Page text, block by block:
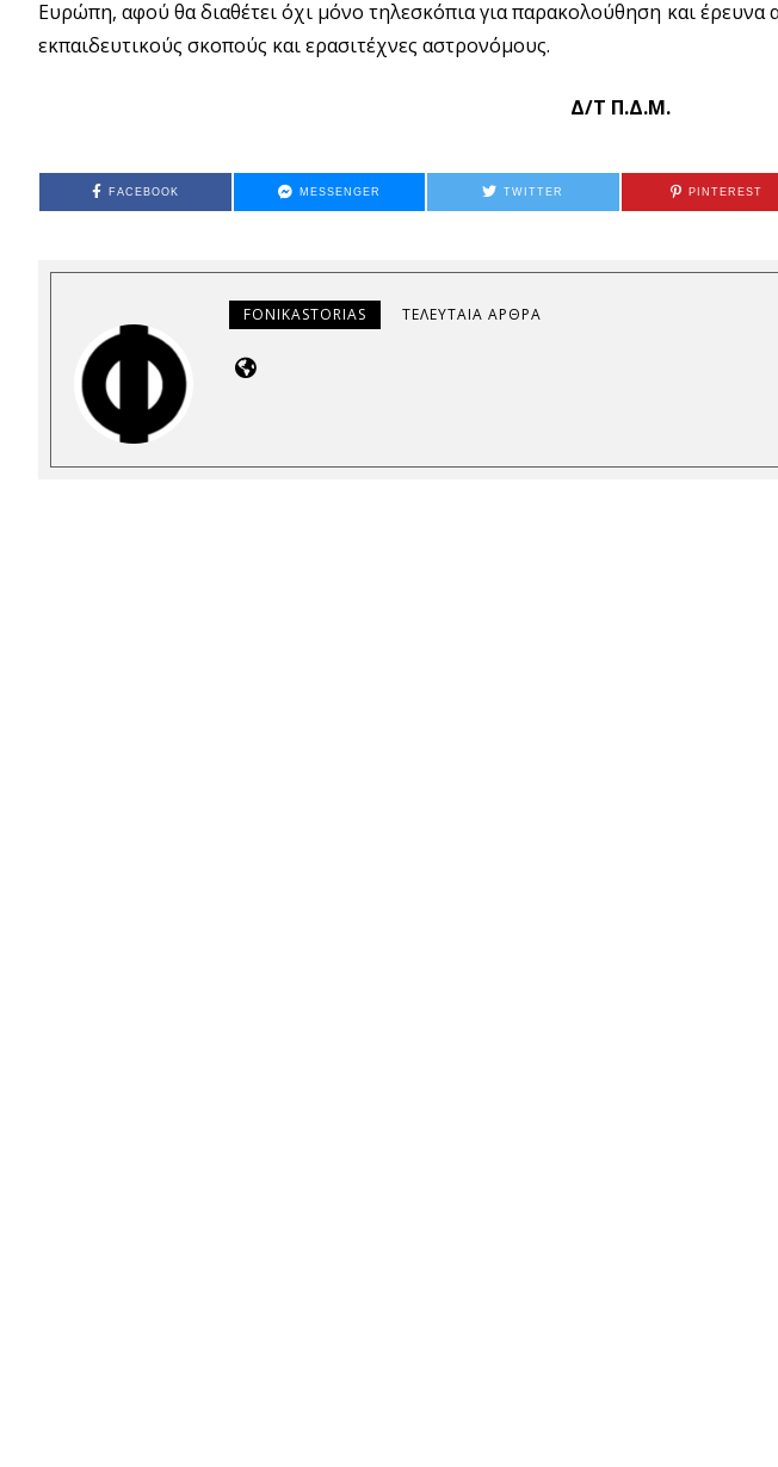
Ευρώπη, αφού θα διαθέτει όχι μόνο τηλεσκόπια για παρακολούθηση και έρευνα
εκπαιδευτικούς σκοπούς και ερασιτέχνες αστρονόμους.
Δ/Τ Π.Δ.Μ.
FACEBOOK MESSENGER TWITTER PINTEREST
FONIKASTORIAS ΤΕΛΕΥΤΑΊΑ ΆΡΘΡΑ